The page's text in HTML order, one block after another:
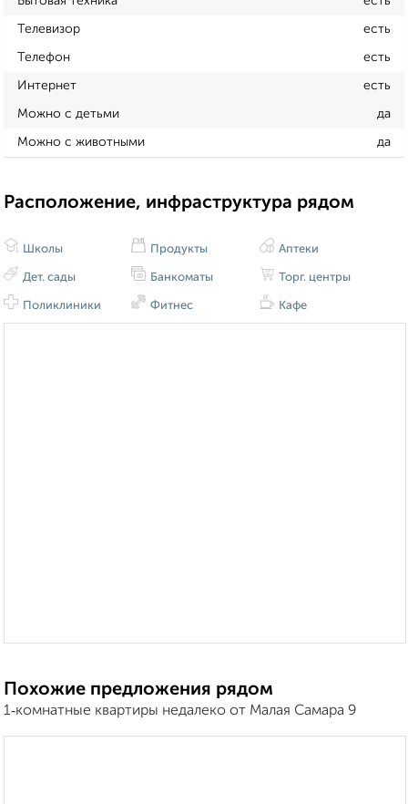
Телевизор есть
Телефон есть
Интернет есть
Можно с детьми да
Можно с животными да
Расположение, инфраструктура рядом
Школы
Дет. сады
Поликлиники
Продукты
Банкоматы
Фитнес
Аптеки
Торг. центры
Кафе
Похожие предложения рядом
1‑комнатные квартиры недалеко от Малая Самара 9